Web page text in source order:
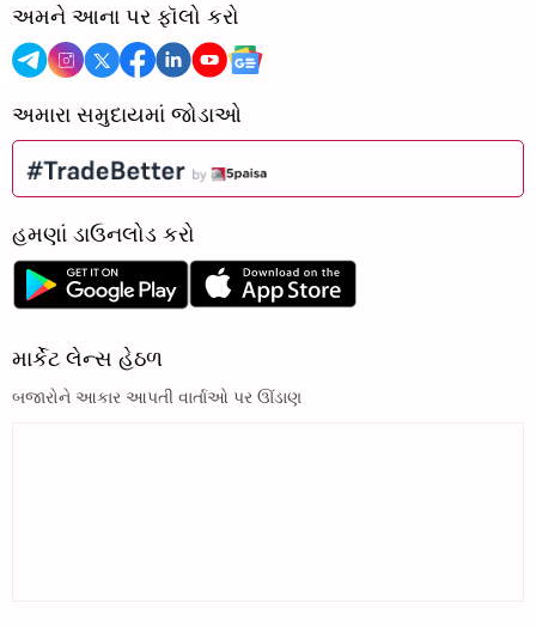
અમને આના પર ફૉલો કરો
અમારા સમુદાયમાં જોડાઓ
હમણાં ડાઉનલોડ કરો
માર્કેટ લેન્સ હેઠળ
બજારોને આકાર આપતી વાર્તાઓ પર ઊંડાણ